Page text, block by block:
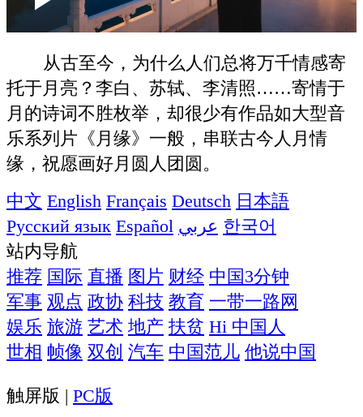
Play
Video
Picture
--:--
从古至今，为什么人们总将万千情感寄
托于月亮？李白、苏轼、李清照……寄情于
月的诗词不胜枚举，却很少有作品如大型音
乐系列片《月缘》一般，串联古今人月情
缘，祝愿画好月圆人团圆。
中文 English Français Deutsch 日本語
Русский язык Español عربي 한국어
站内导航
推荐 国际 直播 图片 财经 中国3分钟
军事 观点 政协 科技 教育 一带一路网
娱乐 旅游 艺术 地产 扶贫 Hi 中国人
世相 帧像 双创 汽车 中国范儿 他说中国
触屏版 | PC版